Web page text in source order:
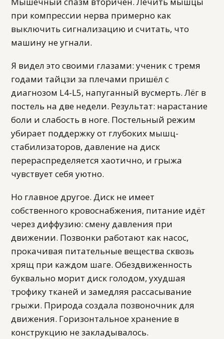
при компрессии нерва примерно как
выключить сигнализацию и считать, что
машину не угнали.
Я видел это своими глазами: ученик с тремя
годами тайцзи за плечами пришёл с
диагнозом L4-L5, напуганный вусмерть. Лёг в
постель на две недели. Результат: нарастание
боли и слабость в ноге. Постельный режим
убирает поддержку от глубоких мышц-
стабилизаторов, давление на диск
перераспределяется хаотично, и грыжа
чувствует себя уютно.
Но главное другое. Диск не имеет
собственного кровоснабжения, питание идёт
через диффузию: смену давления при
движении. Позвонки работают как насос,
прокачивая питательные вещества сквозь
хрящ при каждом шаге. Обездвиженность
буквально морит диск голодом, ухудшая
трофику тканей и замедляя рассасывание
грыжи. Природа создала позвоночник для
движения. Горизонтальное хранение в
конструкцию не закладывалось.